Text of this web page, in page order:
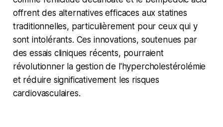
offrent des alternatives efficaces aux statines
traditionnelles, particulièrement pour ceux qui y
sont intolérants. Ces innovations, soutenues par
des essais cliniques récents, pourraient
révolutionner la gestion de l'hypercholestérolémie
et réduire significativement les risques
cardiovasculaires.